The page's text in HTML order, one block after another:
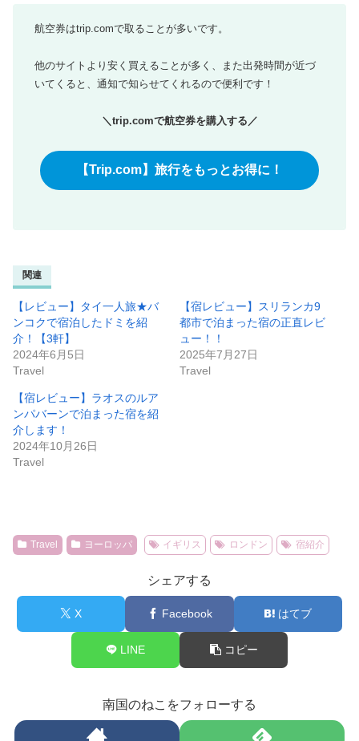
航空券はtrip.comで取ることが多いです。
他のサイトより安く買えることが多く、また出発時間が近づ
いてくると、通知で知らせてくれるので便利です！
＼trip.comで航空券を購入する／
【Trip.com】旅行をもっとお得に！
関連
【レビュー】タイ一人旅★バ
ンコクで宿泊したドミを紹
介！【3軒】
2024年6月5日
Travel
【宿レビュー】スリランカ9
都市で泊まった宿の正直レビ
ュー！！
2025年7月27日
Travel
【宿レビュー】ラオスのルア
ンパバーンで泊まった宿を紹
介します！
2024年10月26日
Travel
Travel ヨーロッパ イギリス ロンドン 宿紹介
シェアする
X Facebook はてブ
LINE コピー
南国のねこをフォローする